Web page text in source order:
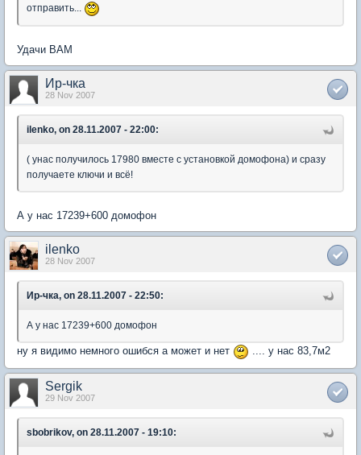
отправить...
Удачи ВАМ
Ир-чка
28 Nov 2007
ilenko, on 28.11.2007 - 22:00:
( унас получилось 17980 вместе с установкой домофона) и сразу
получаете ключи и всё!
А у нас 17239+600 домофон
ilenko
28 Nov 2007
Ир-чка, on 28.11.2007 - 22:50:
А у нас 17239+600 домофон
ну я видимо немного ошибся а может и нет .... у нас 83,7м2
Sergik
29 Nov 2007
sbobrikov, on 28.11.2007 - 19:10: